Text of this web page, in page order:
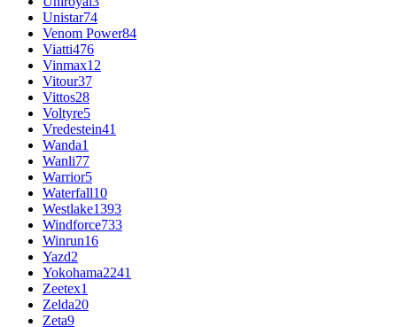
Unistar74
Venom Power84
Viatti476
Vinmax12
Vitour37
Vittos28
Voltyre5
Vredestein41
Wanda1
Wanli77
Warrior5
Waterfall10
Westlake1393
Windforce733
Winrun16
Yazd2
Yokohama2241
Zeetex1
Zelda20
Zeta9